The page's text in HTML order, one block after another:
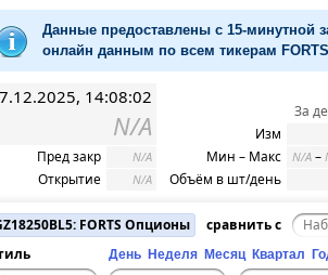
Данные предоставлены с 15-минутной
онлайн данным по всем тикерам
14:08:02
N/A
Пред закр N/A
Открытие N/A
За
Изм
Мин – Макс
N/A –
Объём в шт/день
FORTS Опционы
сравнить с
День Неделя Месяц Квартал